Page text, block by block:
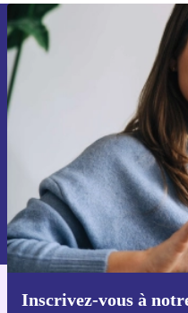
Inscrivez-vous à
Inscrivez-
la
Ne manquez
Retrouvez les informations sur
dans notre
politique de